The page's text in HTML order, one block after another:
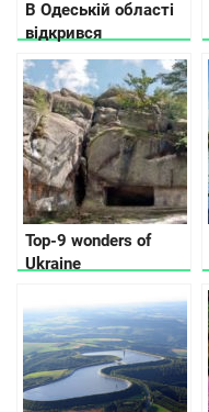
В Одеській області
відкрився
незвичайни еко-
парк
Top-9 wonders of
Ukraine